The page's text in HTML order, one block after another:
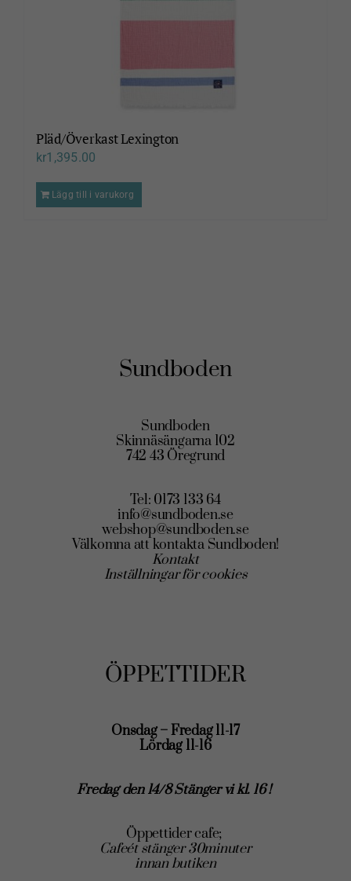
Pläd/Överkast Lexington
kr1,395.00
Lägg till i varukorg
Sundboden
Sundboden
Skinnäsängarna 102
742 43 Öregrund
Tel: 0173 133 64
info@sundboden.se
webshop@sundboden.se
Välkomna att kontakta Sundboden!
Kontakt
Inställningar för cookies
ÖPPETTIDER
Onsdag – Fredag 11-17
Lördag 11-16
Fredag den 14/8 Stänger vi kl. 16 !
Öppettider cafe;
Cafeét stänger 30minuter
innan butiken